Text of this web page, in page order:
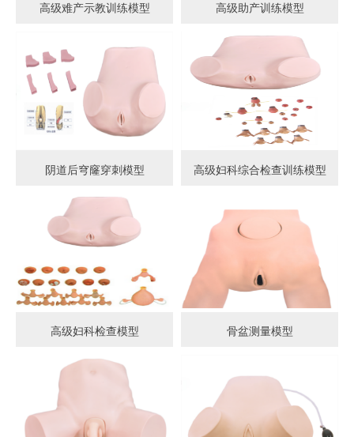
高级难产示教训练模型 高级助产训练模型
阴道后穹窿穿刺模型 高级妇科综合检查训练模型
高级妇科检查模型 骨盆测量模型